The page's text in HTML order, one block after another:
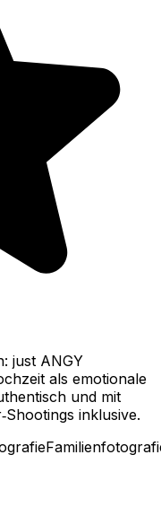
just ANGY
als emotionale
und mit
inklusive.